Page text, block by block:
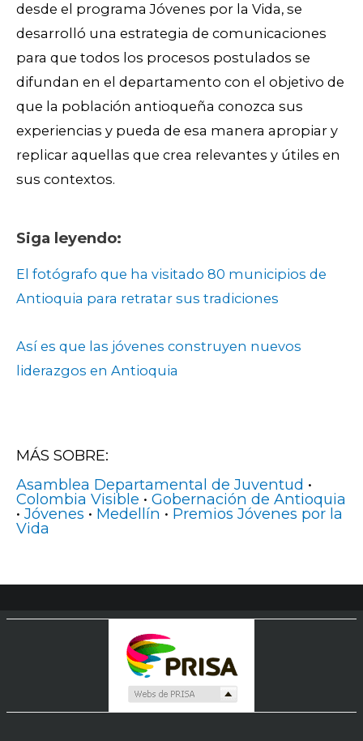
desde el programa Jóvenes por la Vida, se
desarrolló una estrategia de comunicaciones
para que todos los procesos postulados se
difundan en el departamento con el objetivo de
que la población antioqueña conozca sus
experiencias y pueda de esa manera apropiar y
replicar aquellas que crea relevantes y útiles en
sus contextos.
Siga leyendo:
El fotógrafo que ha visitado 80 municipios de
Antioquia para retratar sus tradiciones
Así es que las jóvenes construyen nuevos
liderazgos en Antioquia
MÁS SOBRE:
Asamblea Departamental de Juventud •
Colombia Visible • Gobernación de Antioquia
• Jóvenes • Medellín • Premios Jóvenes por la
Vida